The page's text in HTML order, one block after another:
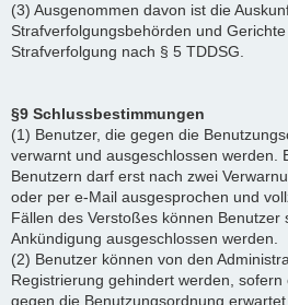
(3) Ausgenommen davon ist die
Strafverfolgungsbehörden und
Strafverfolgung nach § 5 TDDSG.
§9 Schlussbestimmungen
(1) Benutzer, die gegen die
verwarnt und ausgeschlossen werden.
Benutzern darf erst nach zwei
oder per e-Mail ausgesprochen und
Fällen des Verstoßes können
Ankündigung ausgeschlossen werden.
(2) Benutzer können von den
Registrierung gehindert werden,
gegen die Benutzungsordnung erwartet